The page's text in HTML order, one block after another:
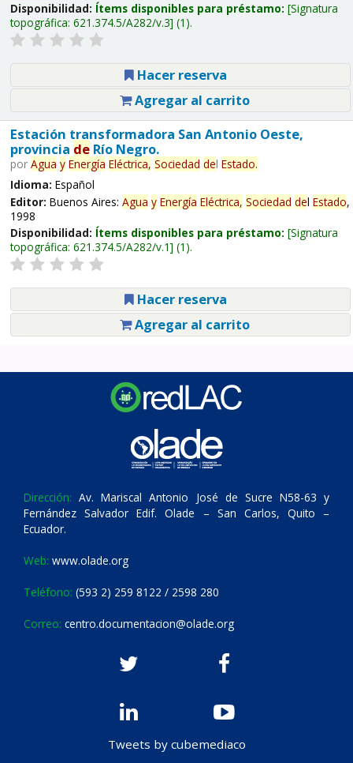
Disponibilidad: Ítems disponibles para préstamo: Signatura
topográfica: 621.374.5/A282/v.3 (1).
Hacer reserva
Agregar al carrito
Estación transformadora San Antonio Oeste,
provincia deRío Negro.
por Agua y Energía Eléctrica, Sociedad del Estado.
Idioma: Español
Editor: Buenos Aires: Agua y Energía Eléctrica, Sociedad del Estado,
1998
Disponibilidad: Ítems disponibles para préstamo: Signatura
topográfica: 621.374.5/A282/v.1 (1).
Hacer reserva
Agregar al carrito
Dirección: Av. Mariscal Antonio José de Sucre N58-63 y
Fernández Salvador Edif. Olade – San Carlos, Quito –
Ecuador.
Web: www.olade.org
Teléfono: (593 2) 259 8122 / 2598 280
Correo: centro.documentacion@olade.org
Tweets by cubemediaco